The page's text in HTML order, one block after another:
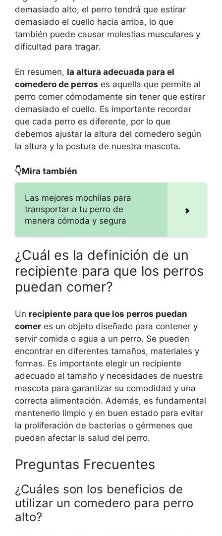
demasiado alto, el perro tendrá que estirar
demasiado el cuello hacia arriba, lo que
también puede causar molestias musculares y
dificultad para tragar.
En resumen, la altura adecuada para el
comedero de perros es aquella que permite al
perro comer cómodamente sin tener que estirar
demasiado el cuello. Es importante recordar
que cada perro es diferente, por lo que
debemos ajustar la altura del comedero según
la altura y la postura de nuestra mascota.
👇Mira también
Las mejores mochilas para
transportar a tu perro de
manera cómoda y segura
¿Cuál es la definición de un
recipiente para que los perros
puedan comer?
Un recipiente para que los perros puedan
comer es un objeto diseñado para contener y
servir comida o agua a un perro. Se pueden
encontrar en diferentes tamaños, materiales y
formas. Es importante elegir un recipiente
adecuado al tamaño y necesidades de nuestra
mascota para garantizar su comodidad y una
correcta alimentación. Además, es fundamental
mantenerlo limpio y en buen estado para evitar
la proliferación de bacterias o gérmenes que
puedan afectar la salud del perro.
Preguntas Frecuentes
¿Cuáles son los beneficios de
utilizar un comedero para perro
alto?